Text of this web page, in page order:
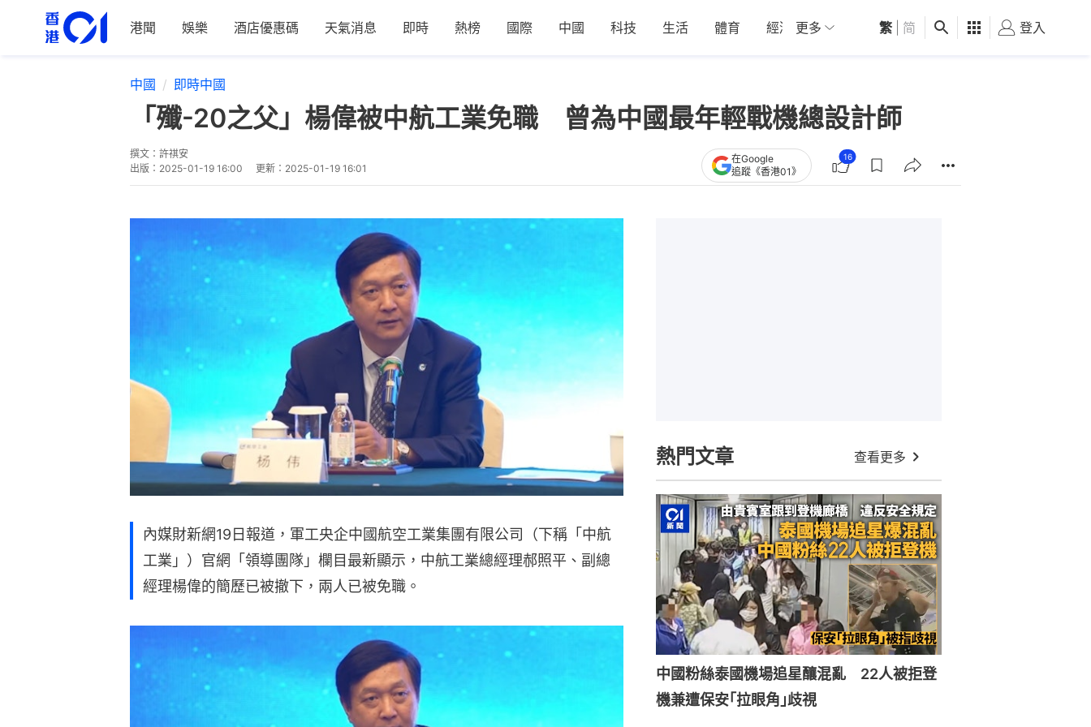
港聞 娛樂 酒店優惠碼 天氣消息 即時 熱榜 國際 中國 科技 生活 體育 經濟 01深圳 觀點 健康 好食玩飛
更多 繁 简 登入
中國 即時中國
「殲-20之父」楊偉被中航工業免職 曾為中國最年輕戰機總設計師
撰文： 許祺安
出版： 2025-01-19 16:00 更新： 2025-01-19 16:01
在Google
追蹤《香港01》
16
內媒財新網19日報道，軍工央企中國航空工業集團有限公司（下稱「中航
工業」）官網「領導團隊」欄目最新顯示，中航工業總經理郝照平、副總
經理楊偉的簡歷已被撤下，兩人已被免職。
熱門文章 查看更多
中國粉絲泰國機場追星釀混亂 22人被拒登
機兼遭保安｢拉眼角｣歧視